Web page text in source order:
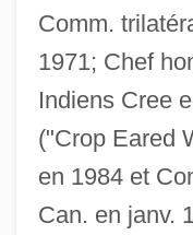
Comm.
1971; Chef
Indiens Cree
("Crop Eared
en 1984 et
Can. en janv.
Louganis, Greg E.
Louganis, Greg
Louga
Louër, Laurence 1972-
Louella Parsons
Louella